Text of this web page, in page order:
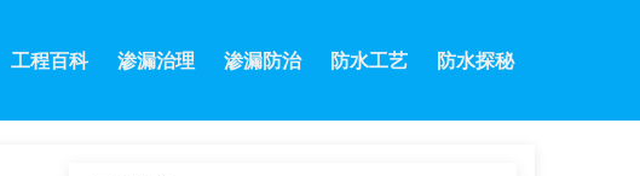
工程百科 渗漏治理 渗漏防治 防水工艺 防水探秘